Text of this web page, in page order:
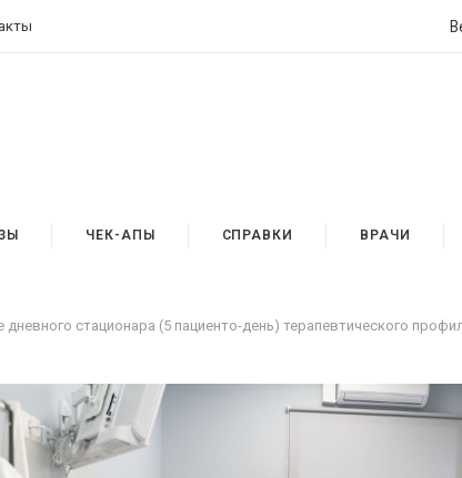
ЧЕК-АПЫ СПРАВКИ ВРАЧИ
стационара (5 пациенто-день) терапевтического